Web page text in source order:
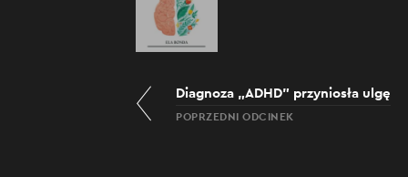
Diagnoza „ADHD” przyniosła ulgę
POPRZEDNI ODCINEK